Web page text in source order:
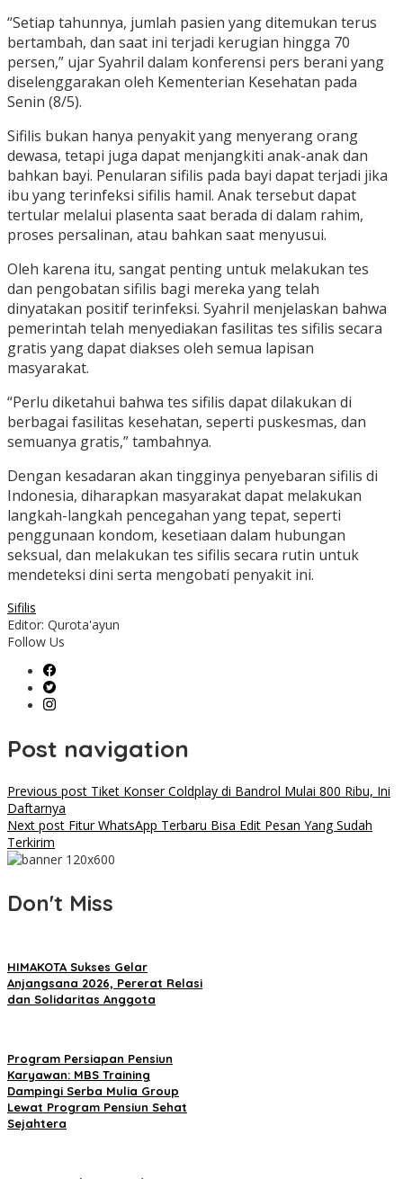
“Setiap tahunnya, jumlah pasien yang ditemukan terus
bertambah, dan saat ini terjadi kerugian hingga 70
persen,” ujar Syahril dalam konferensi pers berani yang
diselenggarakan oleh Kementerian Kesehatan pada
Senin (8/5).
Sifilis bukan hanya penyakit yang menyerang orang
dewasa, tetapi juga dapat menjangkiti anak-anak dan
bahkan bayi. Penularan sifilis pada bayi dapat terjadi jika
ibu yang terinfeksi sifilis hamil. Anak tersebut dapat
tertular melalui plasenta saat berada di dalam rahim,
proses persalinan, atau bahkan saat menyusui.
Oleh karena itu, sangat penting untuk melakukan tes
dan pengobatan sifilis bagi mereka yang telah
dinyatakan positif terinfeksi. Syahril menjelaskan bahwa
pemerintah telah menyediakan fasilitas tes sifilis secara
gratis yang dapat diakses oleh semua lapisan
masyarakat.
“Perlu diketahui bahwa tes sifilis dapat dilakukan di
berbagai fasilitas kesehatan, seperti puskesmas, dan
semuanya gratis,” tambahnya.
Dengan kesadaran akan tingginya penyebaran sifilis di
Indonesia, diharapkan masyarakat dapat melakukan
langkah-langkah pencegahan yang tepat, seperti
penggunaan kondom, kesetiaan dalam hubungan
seksual, dan melakukan tes sifilis secara rutin untuk
mendeteksi dini serta mengobati penyakit ini.
Sifilis
Editor: Qurota'ayun
Follow Us
Post navigation
Previous post Tiket Konser Coldplay di Bandrol Mulai 800 Ribu, Ini
Daftarnya
Next post Fitur WhatsApp Terbaru Bisa Edit Pesan Yang Sudah
Terkirim
Don't Miss
HIMAKOTA Sukses Gelar
Anjangsana 2026, Pererat Relasi
dan Solidaritas Anggota
Program Persiapan Pensiun
Karyawan: MBS Training
Dampingi Serba Mulia Group
Lewat Program Pensiun Sehat
Sejahtera